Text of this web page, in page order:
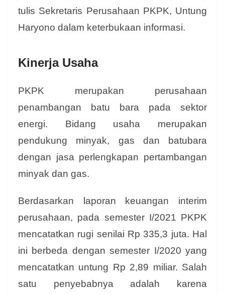
tulis Sekretaris Perusahaan PKPK, Untung
Haryono dalam keterbukaan informasi.
Kinerja Usaha
PKPK merupakan perusahaan
penambangan batu bara pada sektor
energi. Bidang usaha merupakan
pendukung minyak, gas dan batubara
dengan jasa perlengkapan pertambangan
minyak dan gas.
Berdasarkan laporan keuangan interim
perusahaan, pada semester I/2021 PKPK
mencatatkan rugi senilai Rp 335,3 juta. Hal
ini berbeda dengan semester I/2020 yang
mencatatkan untung Rp 2,89 miliar. Salah
satu penyebabnya adalah karena